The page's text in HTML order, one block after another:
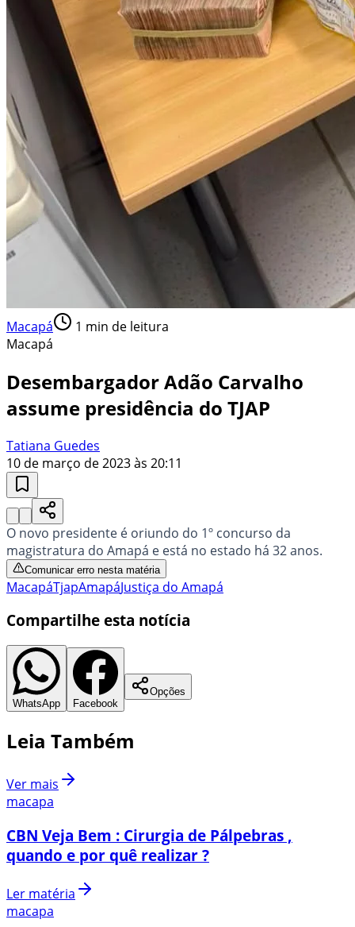
Macapá 1 min de leitura
Macapá
Desembargador Adão Carvalho
assume presidência do TJAP
Tatiana Guedes
10 de março de 2023 às 20:11
O novo presidente é oriundo do 1º concurso da
magistratura do Amapá e está no estado há 32 anos.
Comunicar erro nesta matéria
MacapáTjapAmapáJustiça do Amapá
Compartilhe esta notícia
WhatsApp Facebook
Opções
Leia Também
Ver mais
macapa
CBN Veja Bem : Cirurgia de Pálpebras ,
quando e por quê realizar ?
Ler matéria
macapa